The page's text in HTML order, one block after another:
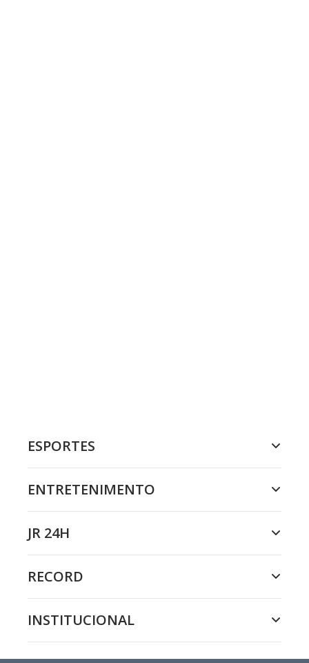
ESPORTES
ENTRETENIMENTO
JR 24H
RECORD
INSTITUCIONAL